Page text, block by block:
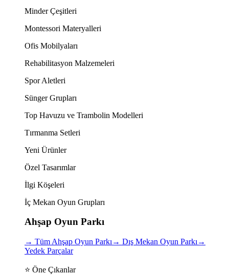
Minder Çeşitleri
Montessori Materyalleri
Ofis Mobilyaları
Rehabilitasyon Malzemeleri
Spor Aletleri
Sünger Grupları
Top Havuzu ve Trambolin Modelleri
Tırmanma Setleri
Yeni Ürünler
Özel Tasarımlar
İlgi Köşeleri
İç Mekan Oyun Grupları
Ahşap Oyun Parkı
→ Tüm Ahşap Oyun Parkı → Dış Mekan Oyun Parkı →
Yedek Parçalar
⭐ Öne Çıkanlar